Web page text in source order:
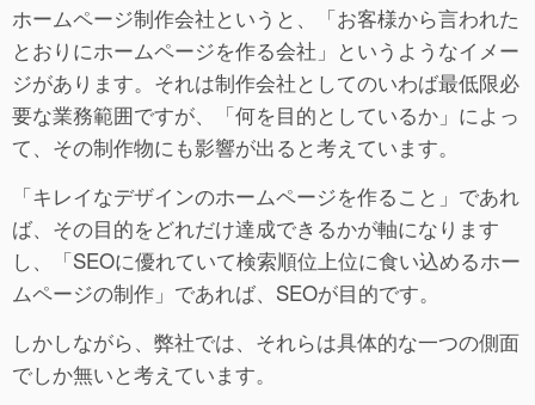
ホームページ制作会社というと、「お客様から言われた
とおりにホームページを作る会社」というようなイメー
ジがあります。それは制作会社としてのいわば最低限必
要な業務範囲ですが、「何を目的としているか」によっ
て、その制作物にも影響が出ると考えています。
「キレイなデザインのホームページを作ること」であれ
ば、その目的をどれだけ達成できるかが軸になります
し、「SEOに優れていて検索順位上位に食い込めるホー
ムページの制作」であれば、SEOが目的です。
しかしながら、弊社では、それらは具体的な一つの側面
でしか無いと考えています。